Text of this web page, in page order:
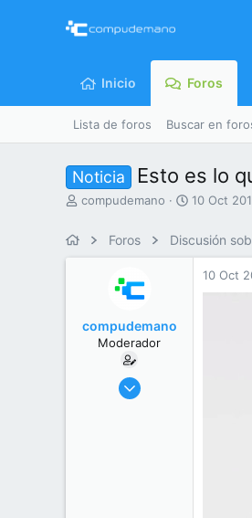
Inicio Foros
Lista de foros Buscar en
Noticia Esto es lo
I
r
compudemano
F
h
10 Oct
Foros Discusión
compudemano
Moderador
26 Jul 2013
10 Oct